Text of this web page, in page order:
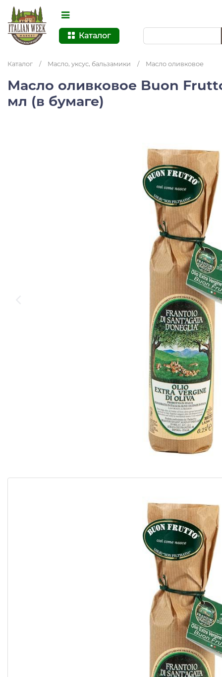
Каталог
Каталог / Масло, уксус, бальзамики / Масло оливковое
Масло оливковое Buon
мл (в бумаге)